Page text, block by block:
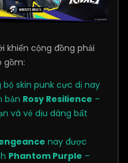
khiến cộng đồng phải
gồm:
skin punk cực dị nay
bản Rosy Resilience –
và vẻ dịu dàng bất
nay được
Phantom Purple –